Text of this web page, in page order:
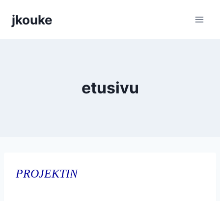
sisältöön
jkouke
etusivu
PROJEKTIN